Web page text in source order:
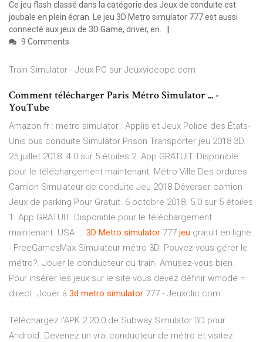
Ce jeu flash classé dans la catégorie des Jeux de conduite est
joubale en plein écran. Le jeu 3D Metro simulator 777 est aussi
connecté aux jeux de 3D Game, driver, en.
9 Comments
Train Simulator - Jeux PC sur Jeuxvideopc.com
Comment télécharger Paris Métro Simulator ... -
YouTube
Amazon.fr : metro simulator : Applis et Jeux Police des États-
Unis bus conduite Simulator Prison Transporter jeu 2018 3D.
25 juillet 2018. 4.0 sur 5 étoiles 2. App GRATUIT. Disponible
pour le téléchargement maintenant. Métro Ville Des ordures
Camion Simulateur de conduite Jeu 2018 Déverser camion
Jeux de parking Pour Gratuit. 6 octobre 2018. 5.0 sur 5 étoiles
1. App GRATUIT. Disponible pour le téléchargement
maintenant. USA ... 3D Metro simulator 777 jeu gratuit en ligne
- FreeGamesMax Simulateur métro 3D. Pouvez-vous gérer le
métro?. Jouer le conducteur du train. Amusez-vous bien.
Pour insérer les jeux sur le site vous devez définir wmode =
direct. Jouer à 3d metro simulator 777 - Jeuxclic.com
Téléchargez l'APK 2.20.0 de Subway Simulator 3D pour
Android. Devenez un vrai conducteur de métro et visitez